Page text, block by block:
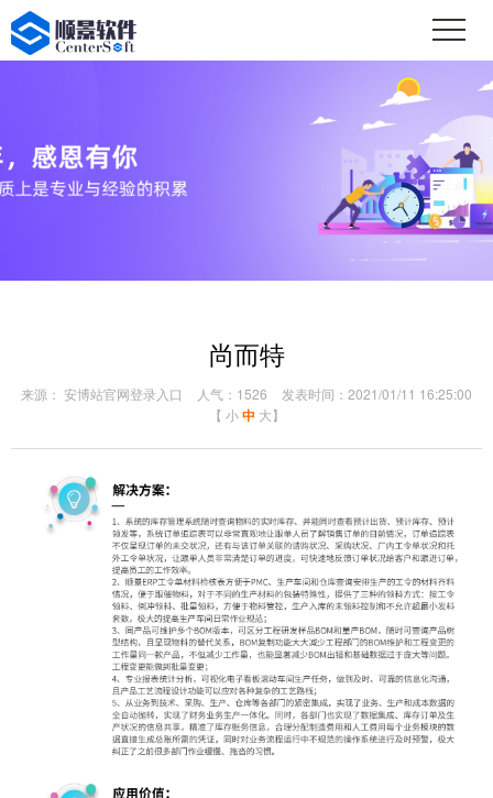
尚而特
来源： 安博站官网登录入口 人气：1526
发表时间：2021/01/11 16:25:00
【 小 中 大】